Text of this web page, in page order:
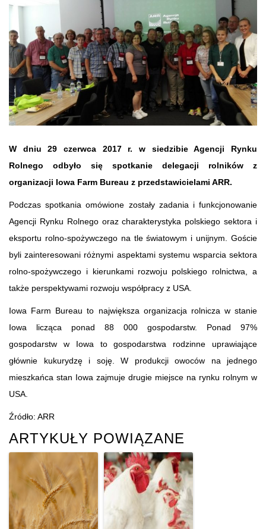
W dniu 29 czerwca 2017 r. w siedzibie Agencji Rynku
Rolnego odbyło się spotkanie delegacji rolników z
organizacji Iowa Farm Bureau z przedstawicielami ARR.
Podczas spotkania omówione zostały zadania i funkcjonowanie
Agencji Rynku Rolnego oraz charakterystyka polskiego sektora i
eksportu rolno-spożywczego na tle światowym i unijnym. Goście
byli zainteresowani różnymi aspektami systemu wsparcia sektora
rolno-spożywczego i kierunkami rozwoju polskiego rolnictwa, a
także perspektywami rozwoju współpracy z USA.
Iowa Farm Bureau to największa organizacja rolnicza w stanie
Iowa licząca ponad 88 000 gospodarstw. Ponad 97%
gospodarstw w Iowa to gospodarstwa rodzinne uprawiające
głównie kukurydzę i soję. W produkcji owoców na jednego
mieszkańca stan Iowa zajmuje drugie miejsce na rynku rolnym w
USA.
Źródło: ARR
ARTYKUŁY POWIĄZANE